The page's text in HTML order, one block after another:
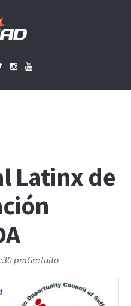
Latinx de
pmGratuito